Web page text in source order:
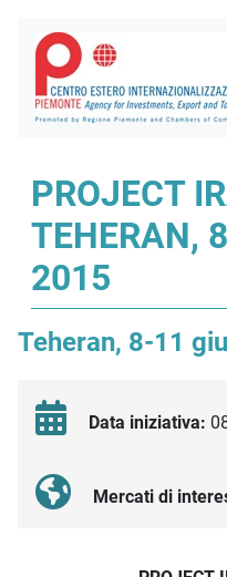
PROJECT
TEHERAN,
2015
Teheran, 8-11
Data iniziativa:
Mercati di